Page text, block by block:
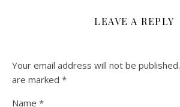
LEAVE A REPLY
Your email address will not be published.
are marked *
Name *